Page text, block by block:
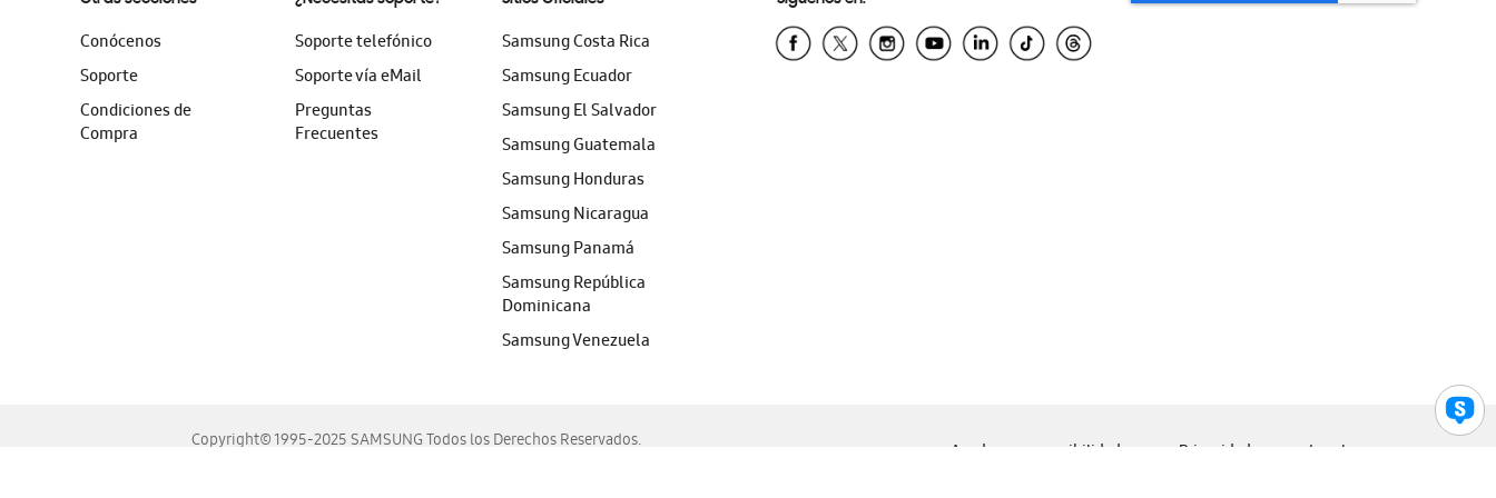
Conócenos
Soporte
Condiciones de
Compra
Soporte telefónico
Soporte vía eMail
Preguntas
Frecuentes
Samsung Costa Rica
Samsung Ecuador
Samsung El Salvador
Samsung Guatemala
Samsung Honduras
Samsung Nicaragua
Samsung Panamá
Samsung República
Dominicana
Samsung Venezuela
Copyright© 1995-2025 SAMSUNG Todos los Derechos Reservados.
Ayuda para accesibilidad Privacidad Legal